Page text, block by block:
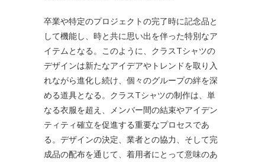
卒業や特定のプロジェクトの完了時に記念品と
して機能し、時と共に思い出を伴った特別なア
イテムとなる。このように、クラスTシャツの
デザインは新たなアイデアやトレンドを取り入
れながら進化し続け、個々のグループの絆を深
める道具となる。クラスTシャツの制作は、単
なる衣服を超え、メンバー間の結束やアイデン
ティティ確立を促進する重要なプロセスであ
る。デザインの決定、業者との協力、そして完
成品の配布を通じて、着用者にとって意味のあ